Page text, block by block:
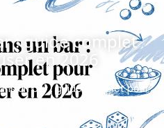
: guide complet
en 2026
un bar : guide complet pour
en 2026